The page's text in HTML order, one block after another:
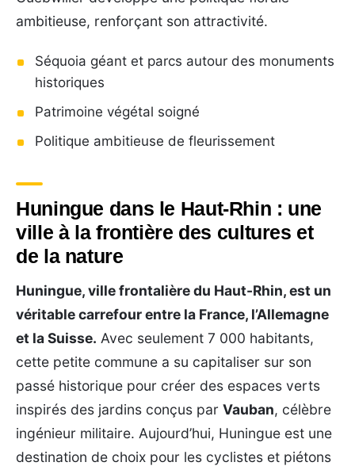
ambitieuse, renforçant son attractivité.
Séquoia géant et parcs autour des monuments
historiques
Patrimoine végétal soigné
Politique ambitieuse de fleurissement
Huningue dans le Haut-Rhin : une
ville à la frontière des cultures et
de la nature
Huningue, ville frontalière du Haut-Rhin, est un
véritable carrefour entre la France, l’Allemagne
et la Suisse. Avec seulement 7 000 habitants,
cette petite commune a su capitaliser sur son
passé historique pour créer des espaces verts
inspirés des jardins conçus par Vauban, célèbre
ingénieur militaire. Aujourd’hui, Huningue est une
destination de choix pour les cyclistes et piétons